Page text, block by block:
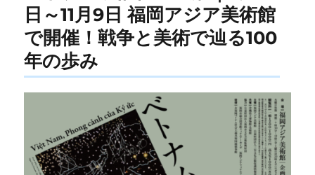
日～11月9日 福岡アジア美術館
で開催！戦争と美術で辿る100
年の歩み